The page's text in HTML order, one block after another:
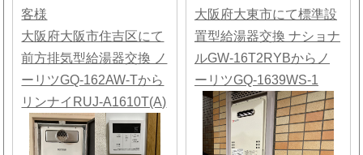
客様
大阪府大阪市住吉区にて
前方排気型給湯器交換 ノ
ーリツGQ-162AW-Tから
リンナイRUJ-A1610T(A)
大阪府大東市にて標準設
置型給湯器交換 ナショナ
ルGW-16T2RYBからノ
ーリツGQ-1639WS-1